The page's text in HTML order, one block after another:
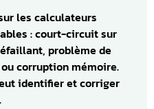
les calculateurs
: court-circuit sur
problème de
corruption mémoire.
identifier et corriger